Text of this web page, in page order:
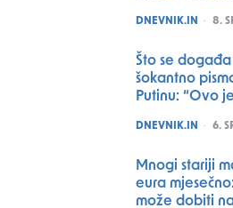
POSTED
DNEVNIK.IN 8.
Što se događa
šokantno
Putinu: “Ovo
POSTED
DNEVNIK.IN 6.
Mnogi stariji
eura
može dobiti